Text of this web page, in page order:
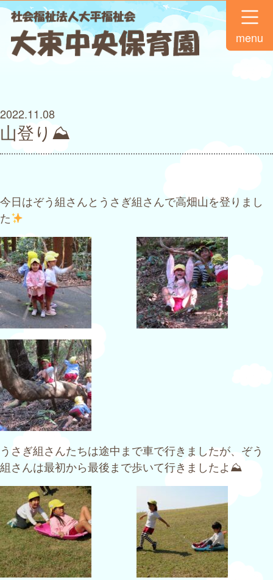
menu
山登り⛰
2022.11.08
今日はぞう組さんとうさぎ組さんで高畑山を登りまし
た
うさぎ組さんたちは途中まで車で行きましたが、ぞう
組さんは最初から最後まで歩いて行きましたよ⛰